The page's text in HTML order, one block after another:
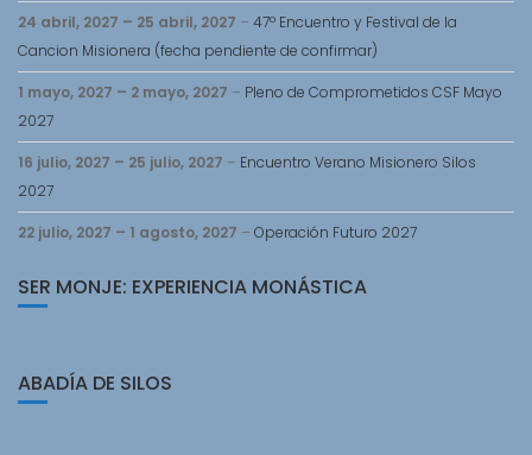
24 abril, 2027 – 25 abril, 2027 – 47º Encuentro y Festival de la
Cancion Misionera (fecha pendiente de confirmar)
1 mayo, 2027 – 2 mayo, 2027 – Pleno de Comprometidos CSF Mayo
2027
16 julio, 2027 – 25 julio, 2027 – Encuentro Verano Misionero Silos
2027
22 julio, 2027 – 1 agosto, 2027 – Operación Futuro 2027
SER MONJE: EXPERIENCIA MONÁSTICA
ABADÍA DE SILOS